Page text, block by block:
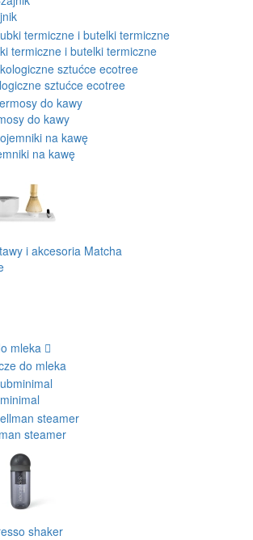
termiczne i butelki termiczne
sztućce ecotree
do kawy
na kawę
i akcesoria Matcha
mleka
steamer
shaker